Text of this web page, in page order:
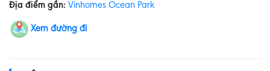
Địa điểm gần: Vinhomes Ocean Park
Xem đường đi